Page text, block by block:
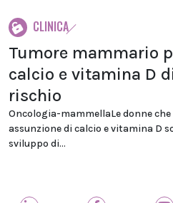
CLINICA
Tumore mammario
calcio e vitamina D
rischio
Oncologia-mammellaLe donne
assunzione di calcio e vitamina D
sviluppo di...